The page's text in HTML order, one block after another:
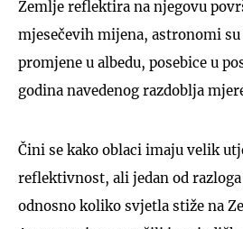
Zemlje reflektira na njegovu
mjesečevih mijena, astronomi
promjene u albedu, posebice u
godina navedenog razdoblja
Čini se kako oblaci imaju velik
reflektivnost, ali jedan od razloga
odnosno koliko svjetla stiže na